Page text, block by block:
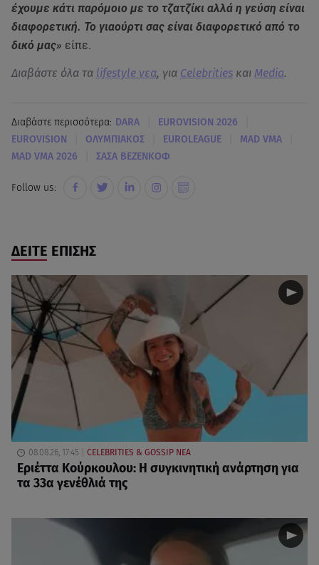
έχουμε κάτι παρόμοιο με το τζατζίκι αλλά η γεύση είναι
διαφορετική. Το γιαούρτι σας είναι διαφορετικό από το
δικό μας» είπε.
Διαβάστε όλα τα lifestyle νεα, για Celebrities και Media.
Διαβάστε περισσότερα: DARA EUROVISION 2026
EUROVISION ΟΛΥΜΠΙΑΚΟΣ EUROLEAGUE MAD VMA
MAD VMA 2026 ΣΑΣΑ ΒΕΖΕΝΚΟΦ
Follow us:
ΔΕΙΤΕ ΕΠΙΣΗΣ
08.08.26, 17:45 CELEBRITIES & GOSSIP ΝΕΑ
Εριέττα Κούρκουλου: Η συγκινητική ανάρτηση για
τα 33α γενέθλιά της